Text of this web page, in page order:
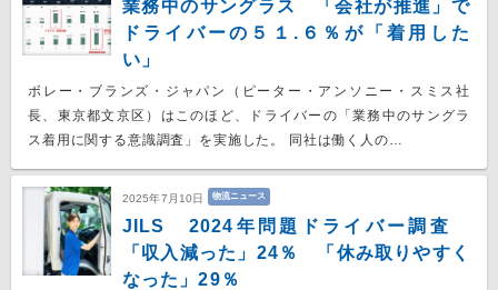
業務中のサングラス 「会社が推進」で
ドライバーの５１.６％が「着用した
い」
ボレー・ブランズ・ジャパン（ピーター・アンソニー・スミス社
長、東京都文京区）はこのほど、ドライバーの「業務中のサングラ
ス着用に関する意識調査」を実施した。 同社は働く人の…
2025年7月10日 物流ニュース
JILS 2024年問題ドライバー調査
「収入減った」24％ 「休み取りやすく
なった」29％